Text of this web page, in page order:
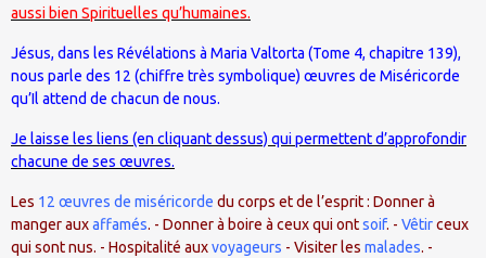
aussi bien Spirituelles qu’humaines.
Jésus, dans les Révélations à Maria Valtorta (Tome 4, chapitre 139),
nous parle des 12 (chiffre très symbolique) œuvres de Miséricorde
qu’Il attend de chacun de nous.
Je laisse les liens (en cliquant dessus) qui permettent d’approfondir
chacune de ses œuvres.
Les 12 œuvres de miséricorde du corps et de l’esprit : Donner à
manger auxaffamés. - Donner à boire à ceux qui ontsoif. - Vêtirceux
qui sont nus. - Hospitalité auxvoyageurs - Visiter les malades. -